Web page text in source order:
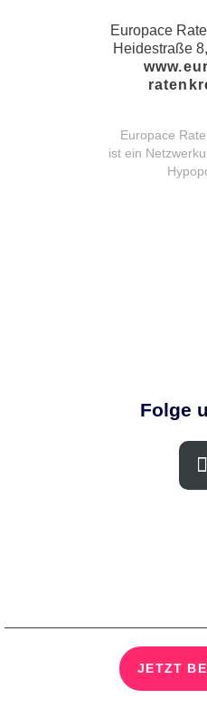
Europace
Heidestraße
Europace
ist ein
Folge
JETZT